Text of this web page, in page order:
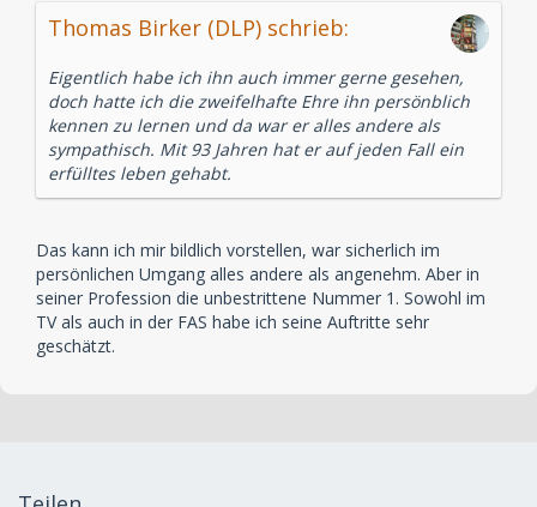
Thomas Birker (DLP) schrieb:
Eigentlich habe ich ihn auch immer gerne gesehen,
doch hatte ich die zweifelhafte Ehre ihn persönblich
kennen zu lernen und da war er alles andere als
sympathisch. Mit 93 Jahren hat er auf jeden Fall ein
erfülltes leben gehabt.
Das kann ich mir bildlich vorstellen, war sicherlich im
persönlichen Umgang alles andere als angenehm. Aber in
seiner Profession die unbestrittene Nummer 1. Sowohl im
TV als auch in der FAS habe ich seine Auftritte sehr
geschätzt.